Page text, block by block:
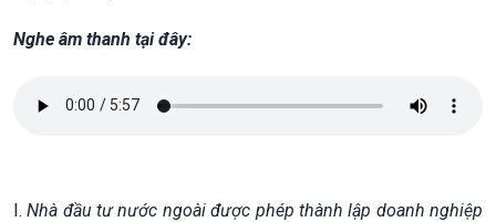
Nghe âm thanh tại đây:
I.Nhà đầu tư nước ngoài được phép thành lập doanh nghiệp